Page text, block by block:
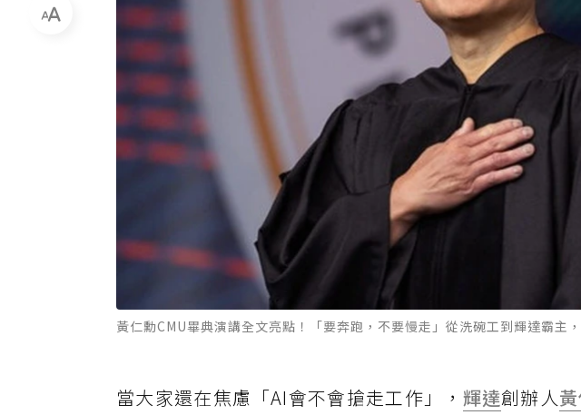
黃仁勳CMU畢典演講全文亮點！「要奔跑，不要慢走」從洗碗工到輝達霸主
當大家還在焦慮「AI會不會搶走工作」， 輝達創辦人